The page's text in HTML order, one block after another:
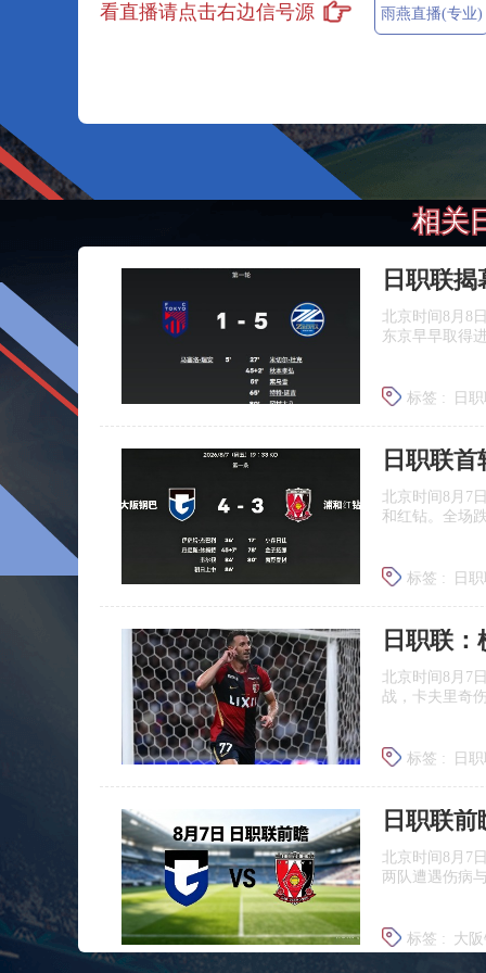
看直播请点击右边信号源 雨燕直播(专业)
相关
北京时间8月8
东京早早取得
标签 : 日
日职联
北京时间8月7
和红钻。全场
标签 : 日
北京时间8月7
战，卡夫里奇
标签 : 日
北京时间8月7
两队遭遇伤病
标签 : 大